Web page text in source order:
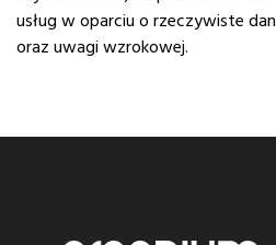
usług w oparciu o rzeczywiste
oraz uwagi wzrokowej.